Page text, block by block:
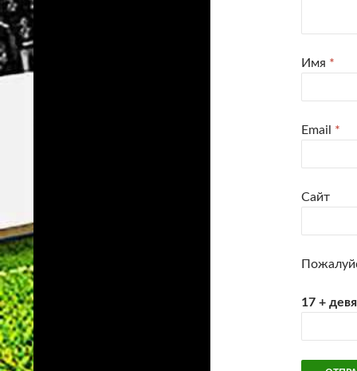
Имя *
Email *
Сайт
17 +